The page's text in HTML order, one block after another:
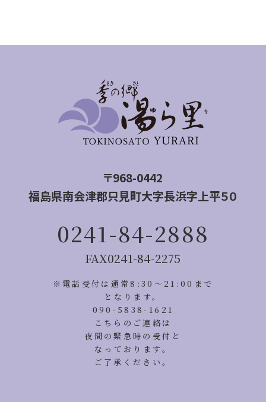
〒968-0442
福島県南会津郡只見町大字長浜字上平５０
0241-84-2888
FAX0241-84-2275
※電話受付は通常8:30〜21:00まで
となります。
090-5838-1621
こちらのご連絡は
夜間の緊急時の受付と
なっております。
ご了承ください。